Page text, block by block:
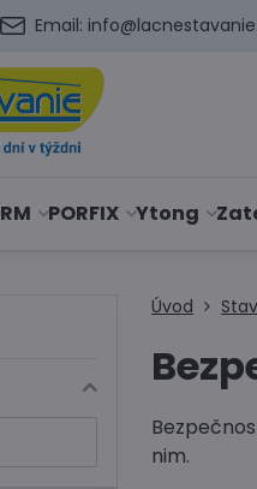
Email:
PORFIX Ytong
Úvod
nim.